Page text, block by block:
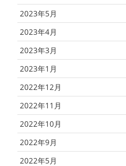
2023年5月
2023年4月
2023年3月
2023年1月
2022年12月
2022年11月
2022年10月
2022年9月
2022年5月